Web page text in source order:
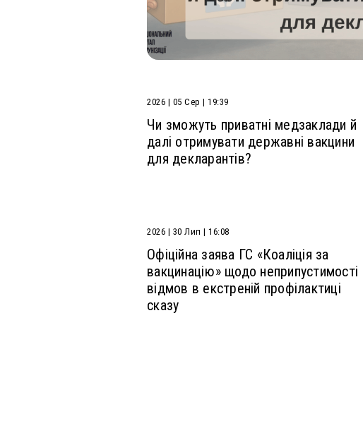
2026 | 05 Сер | 19:39
Чи зможуть приватні медзаклади й
далі отримувати державні вакцини
для декларантів?
2026 | 30 Лип | 16:08
Офіційна заява ГС «Коаліція за
вакцинацію» щодо неприпустимості
відмов в екстреній профілактиці
сказу